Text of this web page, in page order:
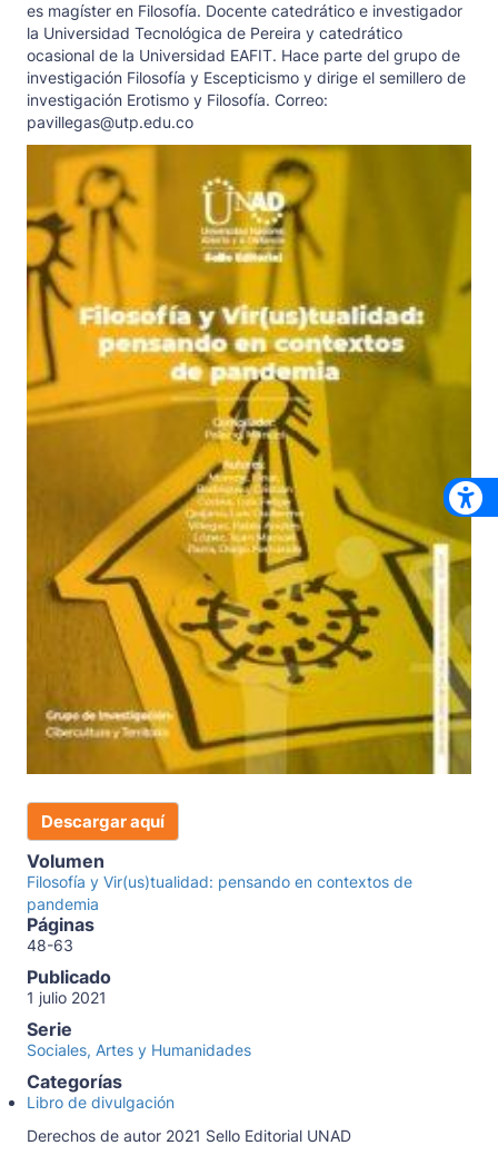
es magíster en Filosofía. Docente catedrático e investigador
la Universidad Tecnológica de Pereira y catedrático
ocasional de la Universidad EAFIT. Hace parte del grupo de
investigación Filosofía y Escepticismo y dirige el semillero de
investigación Erotismo y Filosofía. Correo:
pavillegas@utp.edu.co
Descargar aquí
Volumen
Filosofía y Vir(us)tualidad: pensando en contextos de
pandemia
Páginas
48-63
Publicado
1 julio 2021
Serie
Sociales, Artes y Humanidades
Categorías
Libro de divulgación
Derechos de autor 2021 Sello Editorial UNAD